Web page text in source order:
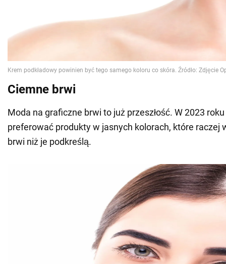
Ciemne brwi
Moda na graficzne brwi to już przeszłość. W 2023
preferować produkty w jasnych kolorach, które raczej
brwi niż je podkreślą.